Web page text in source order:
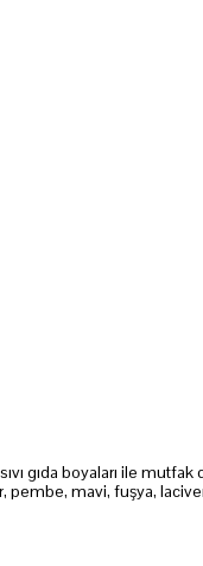
gıda boyaları ile
pembe, mavi, fuşya,